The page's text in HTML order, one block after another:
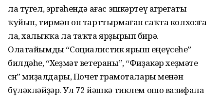
ла түгел, эргәһендә ағас эшкәртеү агрегаты
ҡуйып, тирмән он тарттырмаған саҡта колхозға
ла, халыҡҡа ла таҡта ярҙырып бирә.
Олатайымды “Социалистик ярыш еңеүсеһе”
билдәһе, “Хеҙмәт ветераны”, “Фиҙакәр хеҙмәте
өсөн” миҙалдары, Почет грамоталары менән
бүләкләйҙәр. Ул 72 йәшкә тиклем ошо вазифала